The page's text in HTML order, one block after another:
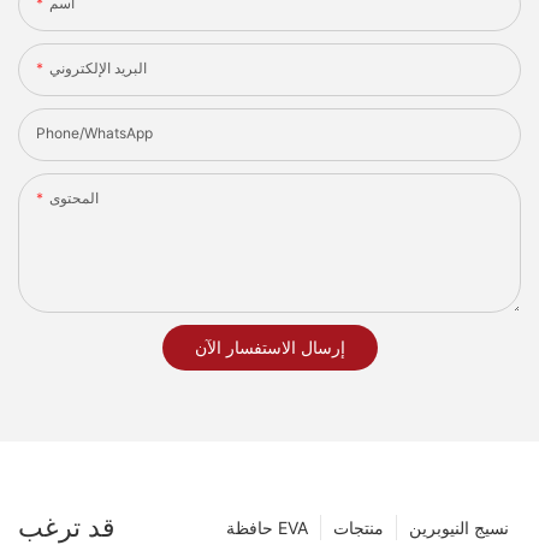
البريد الإلكتروني
Phone/whatsApp
المحتوى
إرسال الاستفسار الآن
قد ترغب نسيج النيوبرين منتجات حافظة EVA